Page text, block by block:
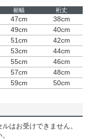
裾幅 裄丈
47cm
38cm
49cm
40cm
51cm
42cm
53cm
44cm
55cm
46cm
57cm
48cm
59cm 50cm
はお受けできません。